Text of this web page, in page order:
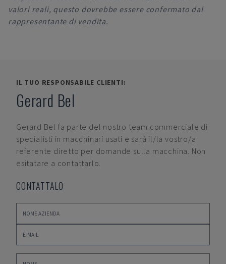
valori reali, questo dovrebbe essere confermato dal
rappresentante di vendita.
IL TUO RESPONSABILE CLIENTI:
Gerard Bel
Gerard Bel fa parte del nostro team commerciale di
specialisti in macchinari usati e sarà il/la vostro/a
referente diretto per domande sulla macchina. Non
esitatare a contattarlo.
CONTATTALO